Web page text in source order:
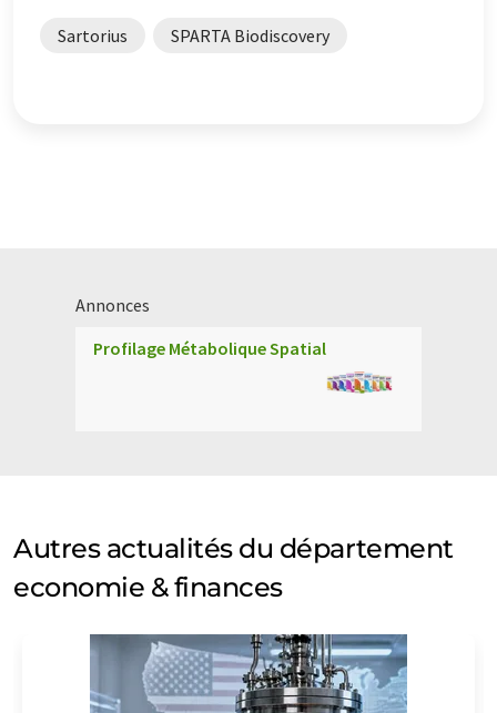
Sartorius SPARTA Biodiscovery
Annonces
Profilage Métabolique Spatial
Autres actualités du département
economie & finances